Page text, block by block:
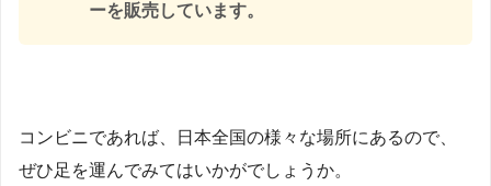
ーを販売しています。
コンビニであれば、日本全国の様々な場所にあるので、
ぜひ足を運んでみてはいかがでしょうか。